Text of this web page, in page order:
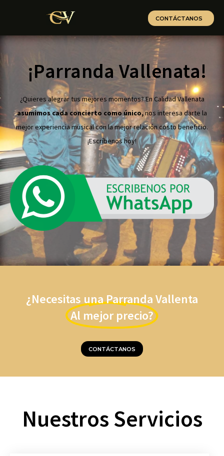
CONTÁCTANOS
¡Parranda Vallenata!
¿Quieres alegrar tus mejores momentos? En Calidad Vallenata
asumimos cada concierto como único,nos interesa darte la
mejor experiencia musical con la mejor relación costo beneficio.
¡Escríbenos hoy!
¿Necesitas una Parranda Vallenta
Al mejor precio?
CONTÁCTANOS
Nuestros Servicios